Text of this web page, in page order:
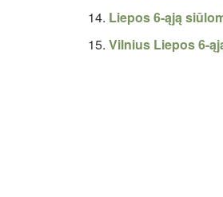
Liepos 6-ąją
Vilnius Liepos 6-